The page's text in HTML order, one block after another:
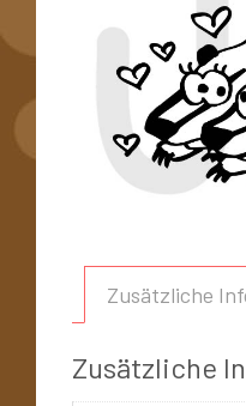
Zusätzliche
Zusätzliche